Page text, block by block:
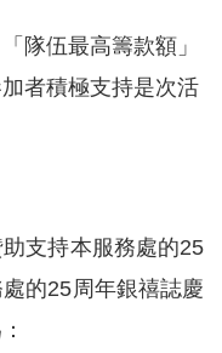
隊伍最高籌款額」
者積極支持是次活
支持本服務處的25
的25周年銀禧誌慶